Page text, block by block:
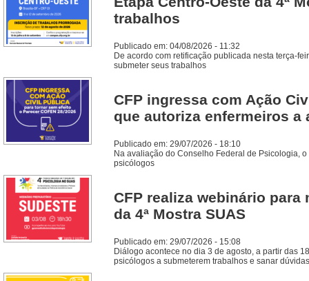
trabalhos
Publicado em: 04/08/2026 - 11:32
De acordo com retificação publicada nesta terça-
submeter seus trabalhos
CFP ingressa com Ação
que autoriza enfermeiros
Publicado em: 29/07/2026 - 18:10
Na avaliação do Conselho Federal de Psicologia,
psicólogos
CFP realiza webinário
da 4ª Mostra SUAS
Publicado em: 29/07/2026 - 15:08
Diálogo acontece no dia 3 de agosto, a partir das
psicólogos a submeterem trabalhos e sanar